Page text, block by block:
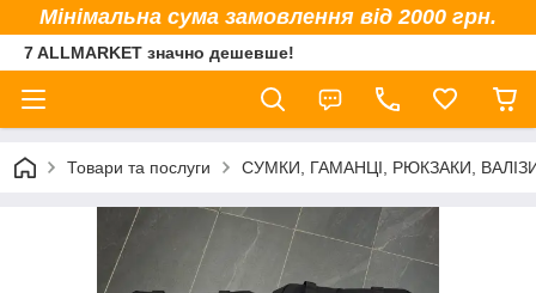
Мінімальна сума замовлення від 2000 грн.
7 ALLMARKET значно дешевше!
Товари та послуги СУМКИ, ГАМАНЦІ, РЮКЗАКИ,